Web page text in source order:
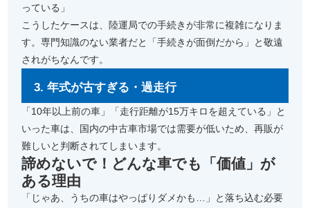
っている」
こうしたケースは、陸運局での手続きが非常に複雑になりま
す。専門知識のない業者だと「手続きが面倒だから」と敬遠
されがちなんです。
3. 年式が古すぎる・過走行
「10年以上前の車」「走行距離が15万キロを超えている」と
いった車は、国内の中古車市場では需要が低いため、再販が
難しいと判断されてしまいます。
諦めないで！どんな車でも「価値」が
ある理由
「じゃあ、うちの車はやっぱりダメかも…」と落ち込む必要